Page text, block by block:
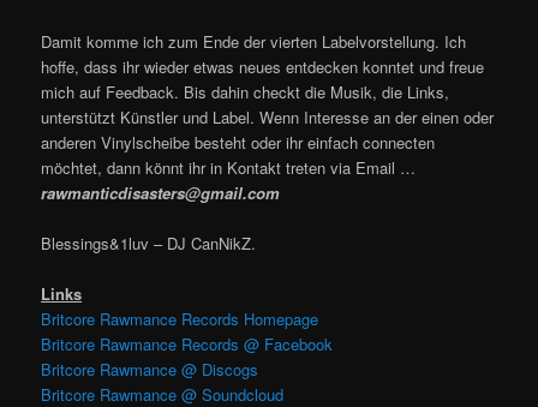
Damit komme ich zum Ende der vierten Labelvorstellung. Ich
hoffe, dass ihr wieder etwas neues entdecken konntet und freue
mich auf Feedback. Bis dahin checkt die Musik, die Links,
unterstützt Künstler und Label. Wenn Interesse an der einen oder
anderen Vinylscheibe besteht oder ihr einfach connecten
möchtet, dann könnt ihr in Kontakt treten via Email …
rawmanticdisasters@gmail.com
Blessings&1luv – DJ CanNikZ.
Links
Britcore Rawmance Records Homepage
Britcore Rawmance Records @ Facebook
Britcore Rawmance @ Discogs
Britcore Rawmance @ Soundcloud